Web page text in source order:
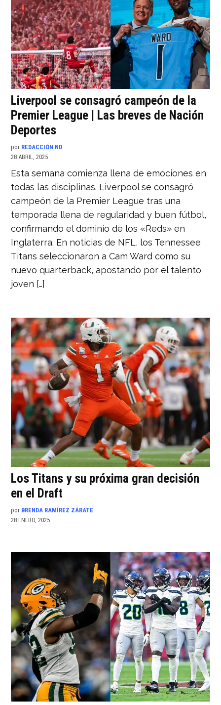
Liverpool se consagró campeón de la
Premier League | Las breves de Nación
Deportes
por REDACCIÓN ND
28 ABRIL, 2025
Esta semana comienza llena de emociones en
todas las disciplinas. Liverpool se consagró
campeón de la Premier League tras una
temporada llena de regularidad y buen fútbol,
confirmando el dominio de los «Reds» en
Inglaterra. En noticias de NFL, los Tennessee
Titans seleccionaron a Cam Ward como su
nuevo quarterback, apostando por el talento
joven […]
Los Titans y su próxima gran decisión
en el Draft
por BRENDA RAMÍREZ ZÁRATE
28 ENERO, 2025